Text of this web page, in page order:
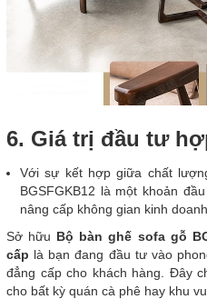
6. Giá trị đầu tư
Với sự kết hợp giữa chất
BGSFGKB12 là một khoản
nâng cấp không gian kinh
Sở hữu Bộ bàn ghế sofa gỗ
cấp là bạn đang đầu tư vào
đẳng cấp cho khách hàng. Đây
cho bất kỳ quán cà phê hay khu